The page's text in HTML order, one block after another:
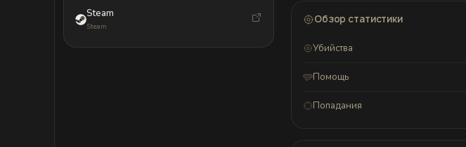
Steam
Steam
Обзор статистики
Убийства
Помощь
Попадания